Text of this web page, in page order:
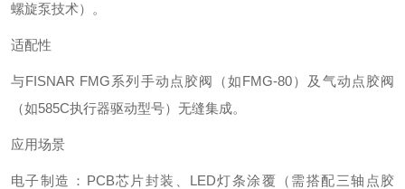
螺旋泵技术）‌。
适配性‌
与FISNAR FMG系列手动点胶阀（如FMG-80）及气动点胶阀
（如585C执行器驱动型号）无缝集成‌。
应用场景‌
电子制造‌：PCB芯片封装、LED灯条涂覆（需搭配三轴点胶